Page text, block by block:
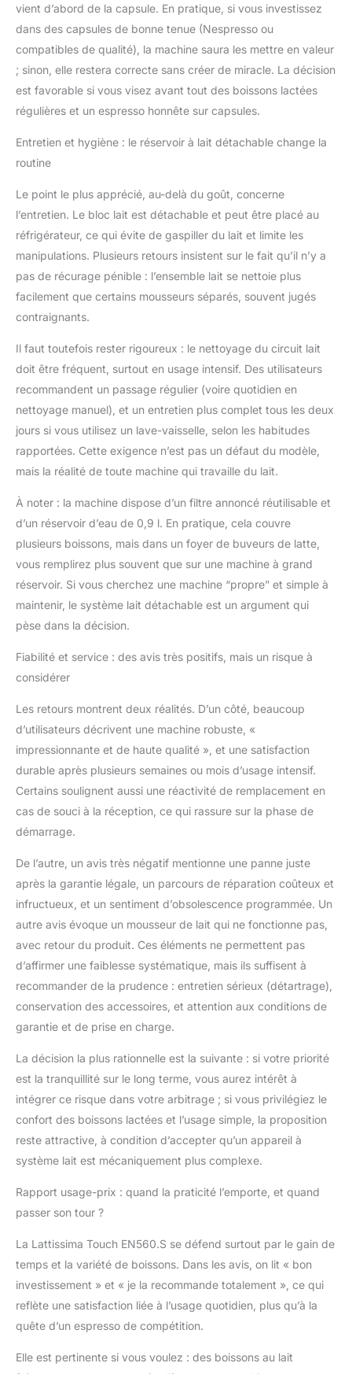
vient d’abord de la capsule. En pratique, si vous investissez
dans des capsules de bonne tenue (Nespresso ou
compatibles de qualité), la machine saura les mettre en valeur
; sinon, elle restera correcte sans créer de miracle. La décision
est favorable si vous visez avant tout des boissons lactées
régulières et un espresso honnête sur capsules.
Entretien et hygiène : le réservoir à lait détachable change la
routine
Le point le plus apprécié, au-delà du goût, concerne
l’entretien. Le bloc lait est détachable et peut être placé au
réfrigérateur, ce qui évite de gaspiller du lait et limite les
manipulations. Plusieurs retours insistent sur le fait qu’il n’y a
pas de récurage pénible : l’ensemble lait se nettoie plus
facilement que certains mousseurs séparés, souvent jugés
contraignants.
Il faut toutefois rester rigoureux : le nettoyage du circuit lait
doit être fréquent, surtout en usage intensif. Des utilisateurs
recommandent un passage régulier (voire quotidien en
nettoyage manuel), et un entretien plus complet tous les deux
jours si vous utilisez un lave-vaisselle, selon les habitudes
rapportées. Cette exigence n’est pas un défaut du modèle,
mais la réalité de toute machine qui travaille du lait.
À noter : la machine dispose d’un filtre annoncé réutilisable et
d’un réservoir d’eau de 0,9 l. En pratique, cela couvre
plusieurs boissons, mais dans un foyer de buveurs de latte,
vous remplirez plus souvent que sur une machine à grand
réservoir. Si vous cherchez une machine “propre” et simple à
maintenir, le système lait détachable est un argument qui
pèse dans la décision.
Fiabilité et service : des avis très positifs, mais un risque à
considérer
Les retours montrent deux réalités. D’un côté, beaucoup
d’utilisateurs décrivent une machine robuste, «
impressionnante et de haute qualité », et une satisfaction
durable après plusieurs semaines ou mois d’usage intensif.
Certains soulignent aussi une réactivité de remplacement en
cas de souci à la réception, ce qui rassure sur la phase de
démarrage.
De l’autre, un avis très négatif mentionne une panne juste
après la garantie légale, un parcours de réparation coûteux et
infructueux, et un sentiment d’obsolescence programmée. Un
autre avis évoque un mousseur de lait qui ne fonctionne pas,
avec retour du produit. Ces éléments ne permettent pas
d’affirmer une faiblesse systématique, mais ils suffisent à
recommander de la prudence : entretien sérieux (détartrage),
conservation des accessoires, et attention aux conditions de
garantie et de prise en charge.
La décision la plus rationnelle est la suivante : si votre priorité
est la tranquillité sur le long terme, vous aurez intérêt à
intégrer ce risque dans votre arbitrage ; si vous privilégiez le
confort des boissons lactées et l’usage simple, la proposition
reste attractive, à condition d’accepter qu’un appareil à
système lait est mécaniquement plus complexe.
Rapport usage-prix : quand la praticité l’emporte, et quand
passer son tour ?
La Lattissima Touch EN560.S se défend surtout par le gain de
temps et la variété de boissons. Dans les avis, on lit « bon
investissement » et « je la recommande totalement », ce qui
reflète une satisfaction liée à l’usage quotidien, plus qu’à la
quête d’un espresso de compétition.
Elle est pertinente si vous voulez : des boissons au lait